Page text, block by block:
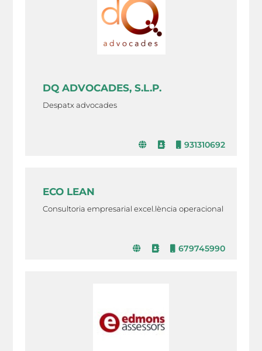
DQ ADVOCADES, S.L.P.
Despatx advocades
931310692
ECO LEAN
Consultoria empresarial excel.lència operacional
679745990